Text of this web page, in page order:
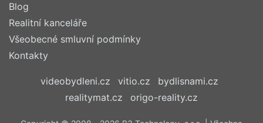
Blog
Realitní kanceláře
Všeobecné smluvní podmínky
Kontakty
videobydleni.cz vitio.cz
bydlisnami.cz
realitymat.cz
origo-reality.cz